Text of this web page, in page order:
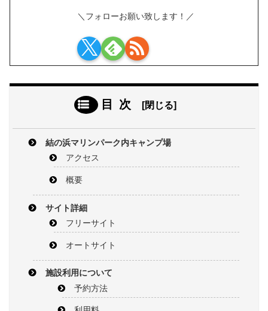
＼フォローお願い致します！／
目次
結の浜マリンパーク内キャンプ場
アクセス
概要
サイト詳細
フリーサイト
オートサイト
施設利用について
予約方法